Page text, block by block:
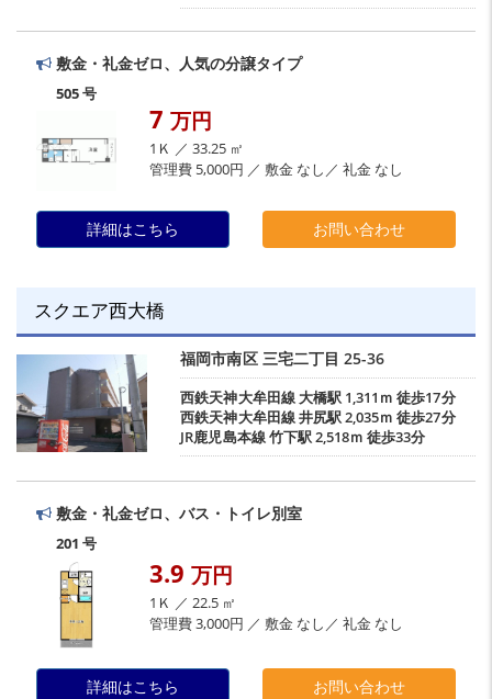
敷金・礼金ゼロ、人気の分譲タイプ
505 号
7 万円
1Ｋ ／ 33.25 ㎡
管理費 5,000円 ／ 敷金 なし／ 礼金 なし
詳細はこちら お問い合わせ
スクエア西大橋
福岡市南区 三宅二丁目 25-36
西鉄天神大牟田線大橋駅1,311ｍ 徒歩17分
西鉄天神大牟田線井尻駅2,035ｍ 徒歩27分
JR鹿児島本線竹下駅2,518ｍ 徒歩33分
敷金・礼金ゼロ、バス・トイレ別室
201 号
3.9 万円
1Ｋ ／ 22.5 ㎡
管理費 3,000円 ／ 敷金 なし／ 礼金 なし
詳細はこちら お問い合わせ